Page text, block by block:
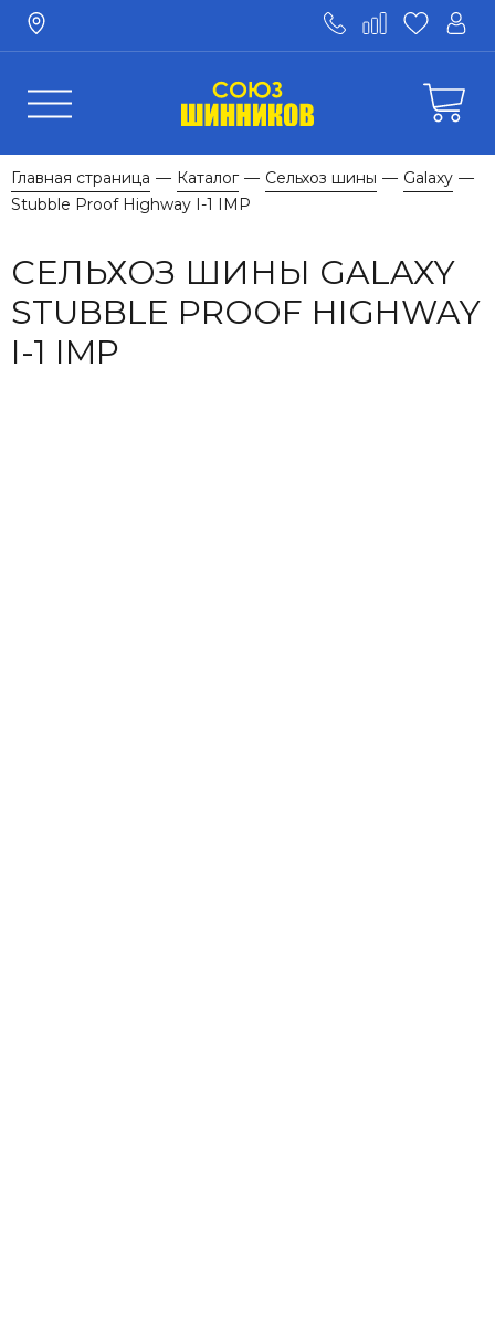
Главная страница — Каталог — Сельхоз шины — Galaxy —
Stubble Proof Highway I-1 IMP
СЕЛЬХОЗ ШИНЫ GALAXY
STUBBLE PROOF HIGHWAY
I-1 IMP